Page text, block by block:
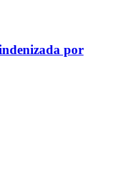
por